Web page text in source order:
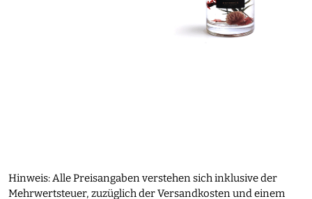
Hinweis: Alle Preisangaben verstehen sich inklusive der
Mehrwertsteuer, zuzüglich der Versandkosten und einem